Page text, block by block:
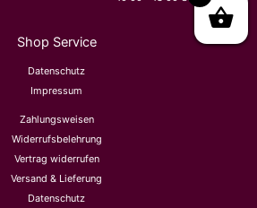
Shop Service
Datenschutz
Impressum
Zahlungsweisen
Widerrufsbelehrung
Vertrag widerrufen
Versand & Lieferung
Datenschutz